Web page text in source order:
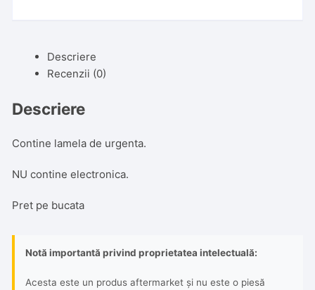
Descriere
Recenzii (0)
Descriere
Contine lamela de urgenta.
NU contine electronica.
Pret pe bucata
Notă importantă privind proprietatea intelectuală:
Acesta este un produs aftermarket și nu este o piesă